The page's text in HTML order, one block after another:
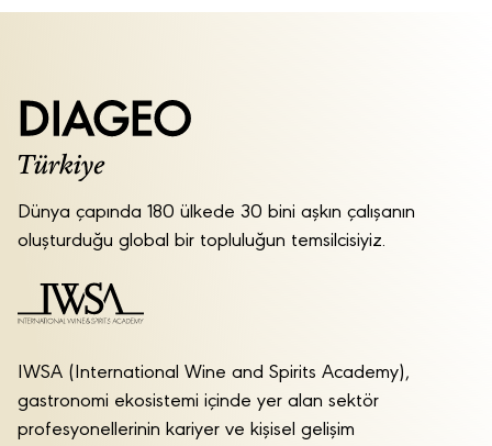
Dünya çapında 180 ülkede 30 bini aşkın çalışanın
oluşturduğu global bir topluluğun temsilcisiyiz.
IWSA (International Wine and Spirits Academy),
gastronomi ekosistemi içinde yer alan sektör
profesyonellerinin kariyer ve kişisel gelişim